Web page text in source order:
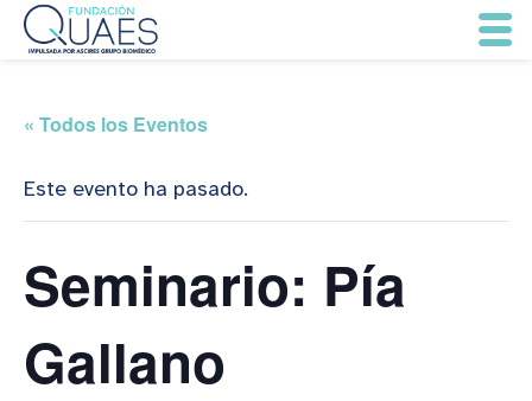
« Todos los Eventos
Este evento ha pasado.
Seminario: Pía
Gallano